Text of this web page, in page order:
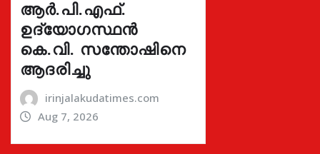
ആർ.പി.എഫ്.
ഉദ്യോഗസ്ഥൻ
കെ.വി. സന്തോഷിനെ
ആദരിച്ചു
irinjalakudatimes.com
Aug 7, 2026